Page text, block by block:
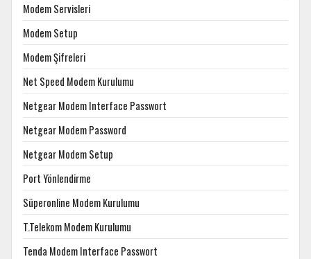
Modem Servisleri
Modem Setup
Modem Şifreleri
Net Speed Modem Kurulumu
Netgear Modem Interface Passwort
Netgear Modem Password
Netgear Modem Setup
Port Yönlendirme
Süperonline Modem Kurulumu
T.Telekom Modem Kurulumu
Tenda Modem Interface Passwort